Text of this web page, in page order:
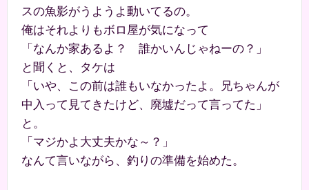
スの魚影がうようよ動いてるの。
俺はそれよりもボロ屋が気になって
「なんか家あるよ？ 誰かいんじゃねーの？」
と聞くと、タケは
「いや、この前は誰もいなかったよ。兄ちゃんが
中入って見てきたけど、廃墟だって言ってた」
と。
「マジかよ大丈夫かな～？」
なんて言いながら、釣りの準備を始めた。